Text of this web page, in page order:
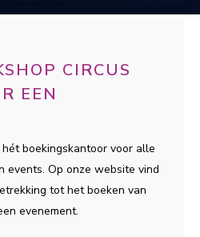
CIRCUS
EEN
boekingskantoor voor alle
events. Op onze website vind
tot het boeken van
evenement.